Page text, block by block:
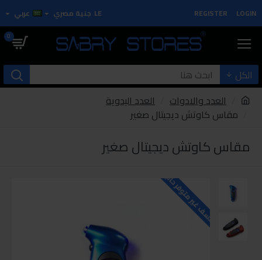
LOGIN
REGISTER
LE جنية مصري عربي
0
الكل
العدد والادوات
العدد اليدوية
مقاس كاوتش ديجيتال صغير
مقاس كاوتش ديجيتال صغير
للاسف غير متوفر حاليا